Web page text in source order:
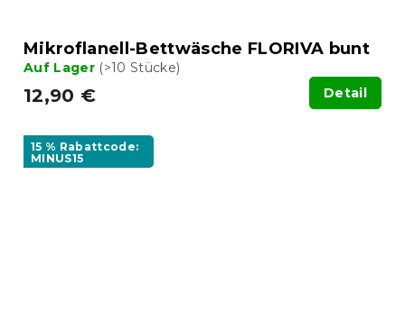
Mikroflanell-Bettwäsche FLORIVA bunt
Auf Lager (>10 Stücke)
12,90 € Detail
15 % Rabattcode:
MINUS15